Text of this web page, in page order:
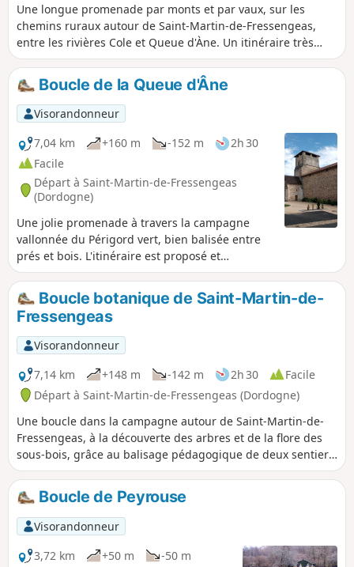
Une longue promenade par monts et par vaux, sur les
chemins ruraux autour de Saint-Martin-de-Fressengeas,
entre les rivières Cole et Queue d'Àne. Un itinéraire très
bien balisé par les bénévoles de l'association locale "Amis
Chemin".Boucle de la Queue d'Âne
Visorandonneur
7,04 km
+160 m -152 m
2h 30
Facile
Départ à Saint-Martin-de-Fressengeas
(Dordogne)
Une jolie promenade à travers la campagne
vallonnée du Périgord vert, bien balisée entre
prés et bois. L'itinéraire est proposé et
entretenu par l'association locale "Amis
Chemin".Boucle botanique de Saint-Martin-de-
Fressengeas
Visorandonneur
7,14 km
+148 m -142 m 2h 30
Facile
Départ à Saint-Martin-de-Fressengeas (Dordogne)
Une boucle dans la campagne autour de Saint-Martin-de-
Fressengeas, à la découverte des arbres et de la flore des
sous-bois, grâce au balisage pédagogique de deux sentiers
forestiers aménagés par l'association locale Amis Chemin.
Boucle de Peyrouse
Visorandonneur
3,72 km
+50 m
-50 m